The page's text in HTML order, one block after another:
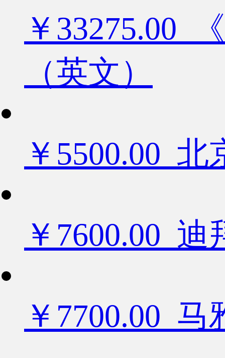
￥33275.00
（英文）
￥5500.00
￥7600.00
￥7700.00 马